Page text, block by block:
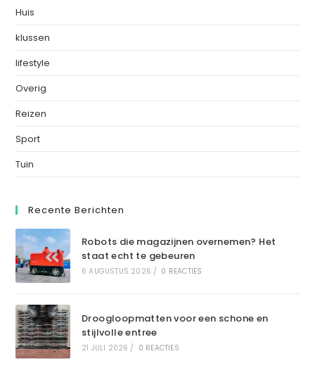
Huis
klussen
lifestyle
Overig
Reizen
Sport
Tuin
Recente Berichten
Robots die magazijnen overnemen? Het
staat echt te gebeuren
6 AUGUSTUS 2026 / 0 REACTIES
Droogloopmatten voor een schone en
stijlvolle entree
21 JULI 2026 / 0 REACTIES